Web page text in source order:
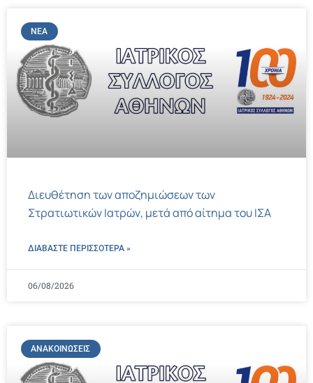
ΝΈΑ
Διευθέτηση των αποζημιώσεων των
Στρατιωτικών Ιατρών, μετά από αίτημα του ΙΣΑ
ΔΙΑΒΑΣΤΕ ΠΕΡΙΣΣΌΤΕΡΑ »
06/08/2026
ΑΝΑΚΟΙΝΏΣΕΙΣ